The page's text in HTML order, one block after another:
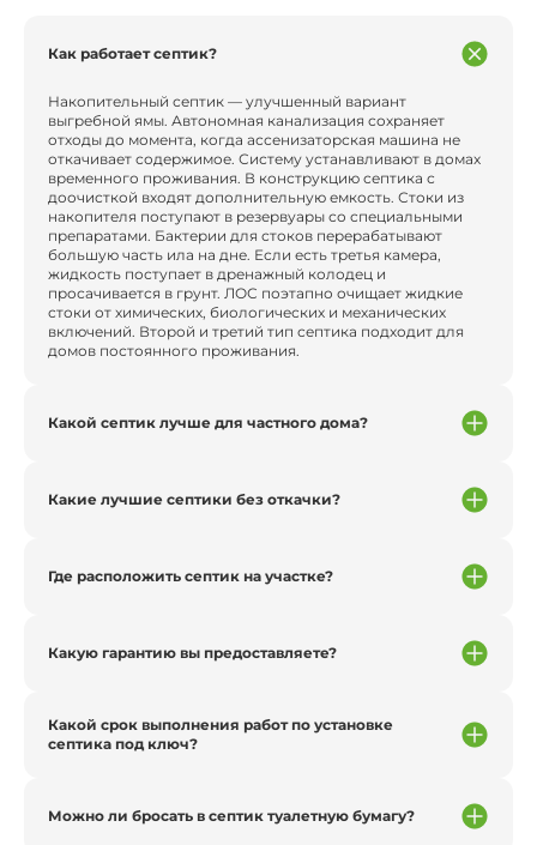
Как работает септик?
Накопительный септик — улучшенный вариант
выгребной ямы. Автономная канализация сохраняет
отходы до момента, когда ассенизаторская машина не
откачивает содержимое. Систему устанавливают в домах
временного проживания. В конструкцию септика с
доочисткой входят дополнительную емкость. Стоки из
накопителя поступают в резервуары со специальными
препаратами. Бактерии для стоков перерабатывают
большую часть ила на дне. Если есть третья камера,
жидкость поступает в дренажный колодец и
просачивается в грунт. ЛОС поэтапно очищает жидкие
стоки от химических, биологических и механических
включений. Второй и третий тип септика подходит для
домов постоянного проживания.
Какой септик лучше для частного дома?
Какие лучшие септики без откачки?
Где расположить септик на участке?
Какую гарантию вы предоставляете?
Какой срок выполнения работ по установке
септика под ключ?
Можно ли бросать в септик туалетную бумагу?